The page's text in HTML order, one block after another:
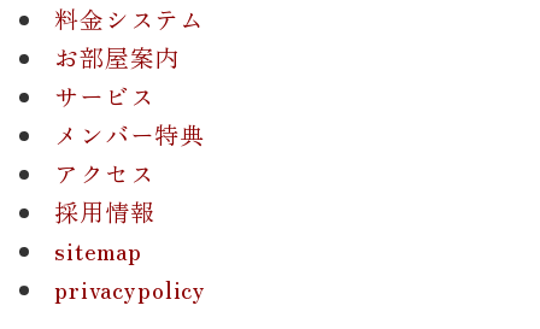
料金システム
お部屋案内
サービス
メンバー特典
アクセス
採用情報
sitemap
privacypolicy